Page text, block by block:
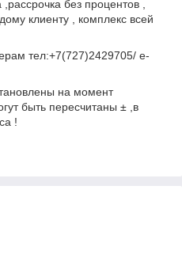
без процентов ,
клиенту , комплекс всей
тел:+7(727)2429705/ e-
на момент
быть пересчитаны ± ,в
!